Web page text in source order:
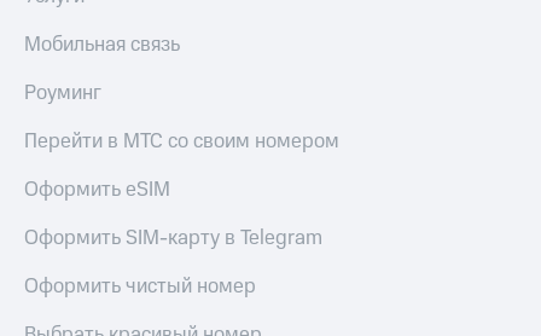
Мобильная связь
Роуминг
Перейти в МТС со своим номером
Оформить eSIM
Оформить SIM-карту в Telegram
Оформить чистый номер